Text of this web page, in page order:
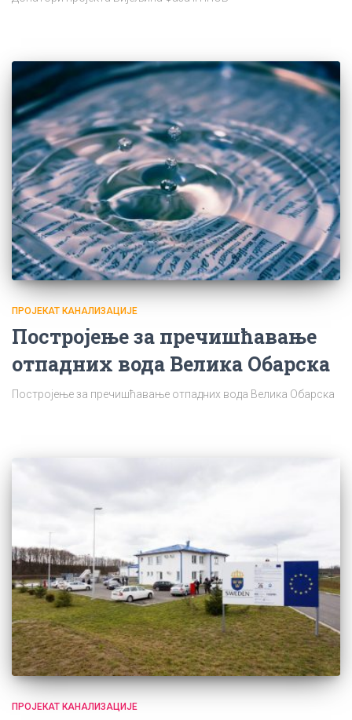
ПРОЈЕКАТ КАНАЛИЗАЦИЈЕ
Постројење за пречишћавање
отпадних вода Велика Обарска
Постројење за пречишћавање отпадних вода Велика Обарска
ПРОЈЕКАТ КАНАЛИЗАЦИЈЕ